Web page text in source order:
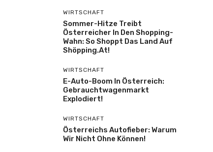
WIRTSCHAFT
Sommer-Hitze Treibt
Österreicher In Den Shopping-
Wahn: So Shoppt Das Land Auf
Shöpping.at!
WIRTSCHAFT
E-Auto-Boom In Österreich:
Gebrauchtwagenmarkt
Explodiert!
WIRTSCHAFT
Österreichs Autofieber: Warum
Wir Nicht Ohne Können!